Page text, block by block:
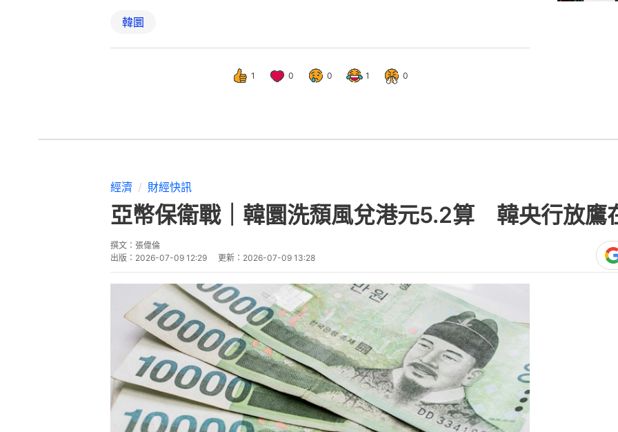
韓圜
1 0 0 1 0
經濟 財經快訊
亞幣保衛戰｜韓圜洗頹風兌港元5.2算 韓央行放鷹
撰文： 張偉倫
出版： 2026-07-09 12:29 更新： 2026-07-09 13:28